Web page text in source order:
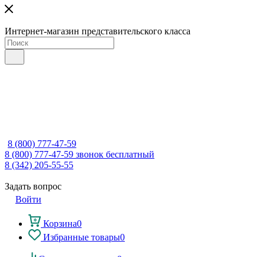
Интернет-магазин представительского класса
8 (800) 777-47-59
8 (800) 777-47-59 звонок бесплатный
8 (342) 205-55-55
Задать вопрос
Войти
Корзина0
Избранные товары0